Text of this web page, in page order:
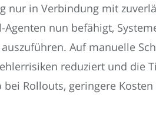
nur in Verbindung mit
nun befähigt,
Auf manuelle
reduziert und die
Rollouts, geringere